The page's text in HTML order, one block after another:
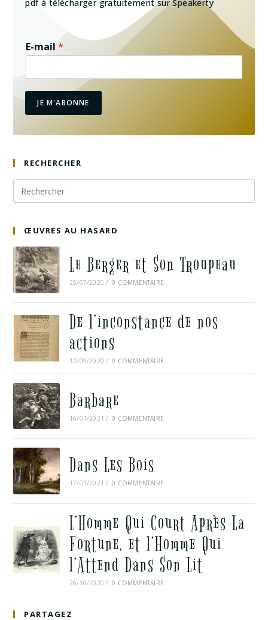
pdf à télécharger gratuitement sur Speakerty
E-mail*
JE M'ABONNE
RECHERCHER
ŒUVRES AU HASARD
Le Berger et Son Troupeau
25/07/2020 / 0 COMMENTAIRE
De l’inconstance de nos
actions
12/09/2020 / 0 COMMENTAIRE
Barbare
16/01/2021 / 0 COMMENTAIRE
Dans Les Bois
17/01/2021 / 0 COMMENTAIRE
L’Homme Qui Court Après La
Fortune, et l’Homme Qui
l’Attend Dans Son Lit
26/10/2020 / 0 COMMENTAIRE
PARTAGEZ